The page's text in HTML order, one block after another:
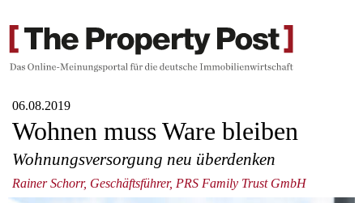
06.08.2019
Wohnen muss Ware bleiben
Wohnungsversorgung neu überdenken
Rainer Schorr, Geschäftsführer, PRS Family Trust GmbH